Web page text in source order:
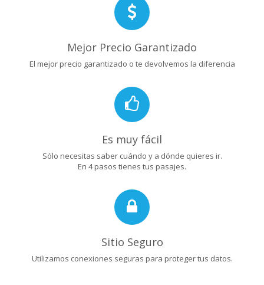
Mejor Precio Garantizado
El mejor precio garantizado o te devolvemos la diferencia
Es muy fácil
Sólo necesitas saber cuándo y a dónde quieres ir.
En 4 pasos tienes tus pasajes.
Sitio Seguro
Utilizamos conexiones seguras para proteger tus datos.